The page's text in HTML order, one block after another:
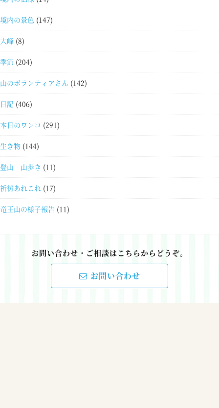
境内の景色 (147)
大峰 (8)
季節 (204)
山のボランティアさん (142)
日記 (406)
本日のワンコ (291)
生き物 (144)
登山 山歩き (11)
祈祷あれこれ (17)
竜王山の様子報告 (11)
お問い合わせ・ご相談はこちらからどうぞ。
お問い合わせ